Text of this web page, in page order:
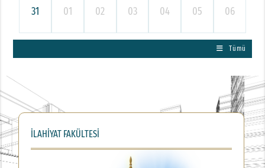
31 01 02 03 04 05 06
Tümü
İLAHİYAT FAKÜLTESİ